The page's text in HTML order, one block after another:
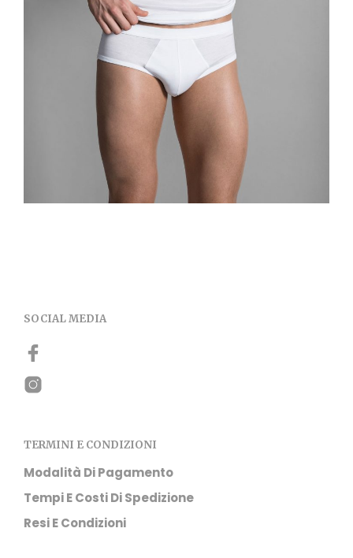
SOCIAL MEDIA
TERMINI E CONDIZIONI
Modalità Di Pagamento
Tempi E Costi Di Spedizione
Resi E Condizioni